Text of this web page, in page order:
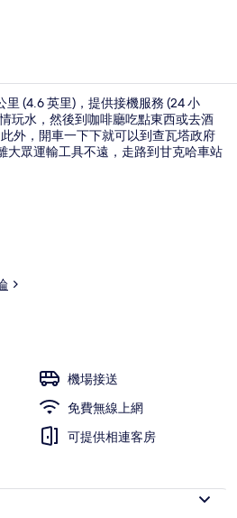
里 (4.6 英里)，提供接機服務 (24 小
玩水，然後到咖啡廳吃點東西或去酒
外，開車一下下就可以到查瓦塔政府
大眾運輸工具不遠，走路到甘克哈車站
機場接送
免費無線上網
可提供相連客房